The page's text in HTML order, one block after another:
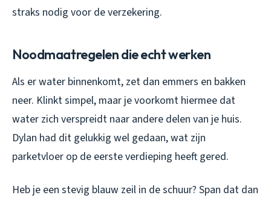
straks nodig voor de verzekering.
Noodmaatregelen die echt werken
Als er water binnenkomt, zet dan emmers en bakken
neer. Klinkt simpel, maar je voorkomt hiermee dat
water zich verspreidt naar andere delen van je huis.
Dylan had dit gelukkig wel gedaan, wat zijn
parketvloer op de eerste verdieping heeft gered.
Heb je een stevig blauw zeil in de schuur? Span dat dan